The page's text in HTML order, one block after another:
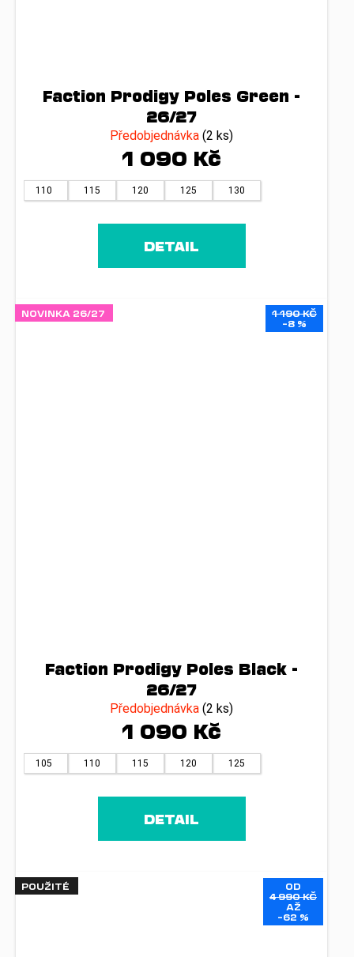
Faction Prodigy Poles Green -
26/27
Předobjednávka (2 ks)
1 090 Kč
110 115 120 125 130
DETAIL
NOVINKA 26/27
1 190 KČ
–8 %
Faction Prodigy Poles Black -
26/27
Předobjednávka (2 ks)
1 090 Kč
105 110 115 120 125
DETAIL
POUŽITÉ
OD
4 990 KČ
AŽ
–62 %